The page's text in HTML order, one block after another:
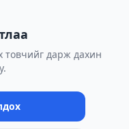
товчийг дарж дахин